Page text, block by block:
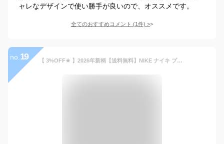
ャレなデザインで使い勝手が良いので、オススメです。
全てのおすすめコメント (1件) >
no. 19 【 3%OFF★ 】2026年新柄【送料無料】NIKE ナイキ プールバッグ スイミング バック スポーツバッグ ナップサック リュック キッズ ジュニア メンズ レディース 水泳バッグ 2way 手提げ 男の子 女の子 海 スイムバッグ 大人 小学生 中学生 スポーツブランド ナップザック